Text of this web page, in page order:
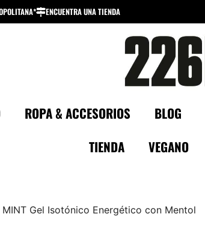
ENCUENTRA UNA TIENDA
ROPA & ACCESORIOS BLOG
TIENDA
VEGANO